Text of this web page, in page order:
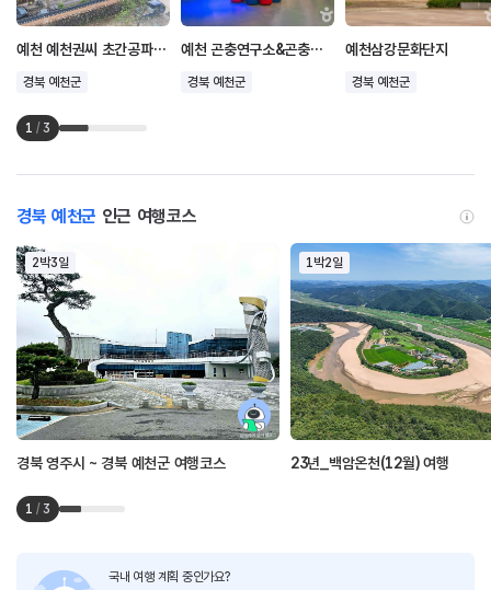
예천 예천권씨 초간공파 종택 및 예천권씨 초간종택 별당
경북 예천군
예천 곤충연구소&곤충생태원
경북 예천군
예천삼강문화단지
경북 예천군
1 / 3
경북 예천군 인근 여행코스
2박3일
경북 영주시 ~ 경북 예천군 여행코스
1박2일
23년_백암온천(12월) 여행
1 / 3
국내 여행 계획 중인가요?